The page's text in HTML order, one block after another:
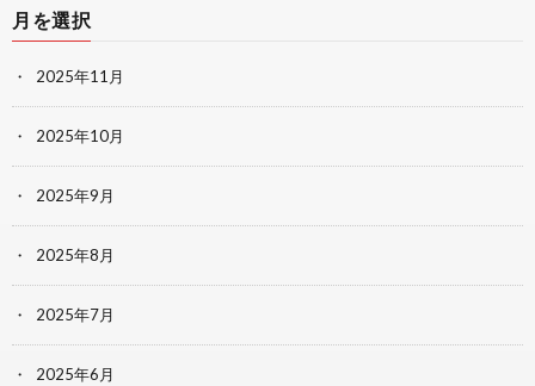
月を選択
2025年11月
2025年10月
2025年9月
2025年8月
2025年7月
2025年6月